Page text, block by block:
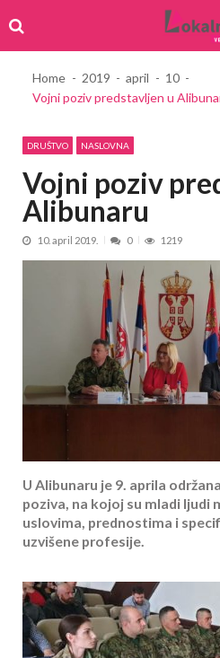
to
navigation
to
content
Home 2019 april
10
Vojni poziv predstavljen u
DRUŠTVO NASLOVNA
Vojni poziv
Alibunaru
10. april 2019. 0 1219
U Alibunaru je 9. aprila
poziva, na kojoj su mladi ljudi
uslovima, prednostima i
uzvišene profesije.